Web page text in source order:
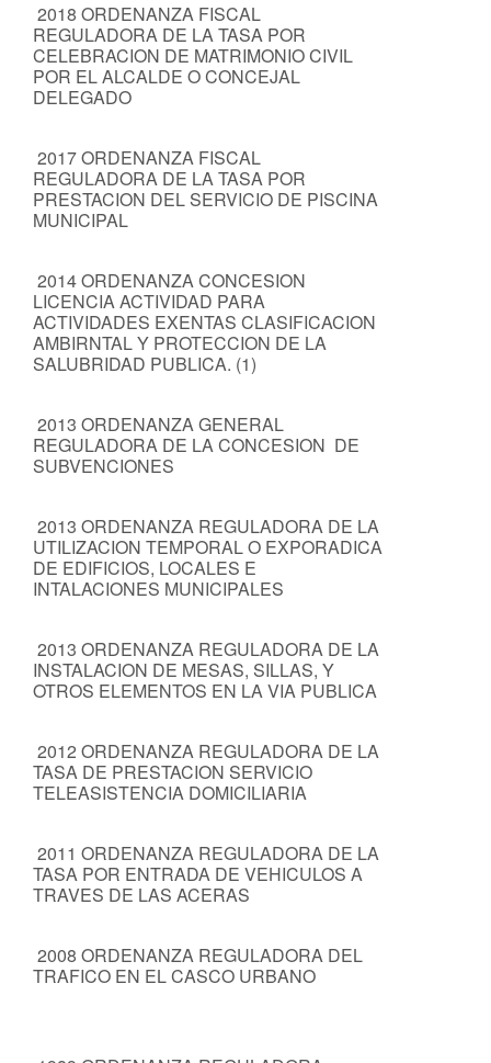
2018 ORDENANZA FISCAL
REGULADORA DE LA TASA POR
CELEBRACION DE MATRIMONIO CIVIL
POR EL ALCALDE O CONCEJAL
DELEGADO
2017 ORDENANZA FISCAL
REGULADORA DE LA TASA POR
PRESTACION DEL SERVICIO DE PISCINA
MUNICIPAL
2014 ORDENANZA CONCESION
LICENCIA ACTIVIDAD PARA
ACTIVIDADES EXENTAS CLASIFICACION
AMBIRNTAL Y PROTECCION DE LA
SALUBRIDAD PUBLICA. (1)
2013 ORDENANZA GENERAL
REGULADORA DE LA CONCESION DE
SUBVENCIONES
2013 ORDENANZA REGULADORA DE LA
UTILIZACION TEMPORAL O EXPORADICA
DE EDIFICIOS, LOCALES E
INTALACIONES MUNICIPALES
2013 ORDENANZA REGULADORA DE LA
INSTALACION DE MESAS, SILLAS, Y
OTROS ELEMENTOS EN LA VIA PUBLICA
2012 ORDENANZA REGULADORA DE LA
TASA DE PRESTACION SERVICIO
TELEASISTENCIA DOMICILIARIA
2011 ORDENANZA REGULADORA DE LA
TASA POR ENTRADA DE VEHICULOS A
TRAVES DE LAS ACERAS
2008 ORDENANZA REGULADORA DEL
TRAFICO EN EL CASCO URBANO